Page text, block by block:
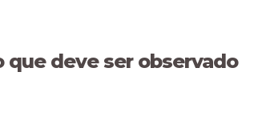
que deve ser observado